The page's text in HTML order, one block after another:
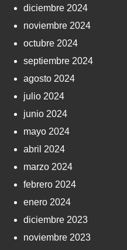
diciembre 2024
noviembre 2024
octubre 2024
septiembre 2024
agosto 2024
julio 2024
junio 2024
mayo 2024
abril 2024
marzo 2024
febrero 2024
enero 2024
diciembre 2023
noviembre 2023